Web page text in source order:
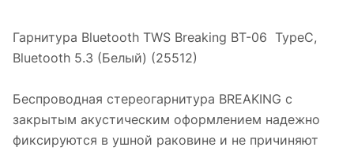
Гарнитура Bluetooth TWS Breaking BT-06 TypeC,
Bluetooth 5.3 (Белый) (25512)
Беспроводная стереогарнитура BREAKING с
закрытым акустическим оформлением надежно
фиксируются в ушной раковине и не причиняют